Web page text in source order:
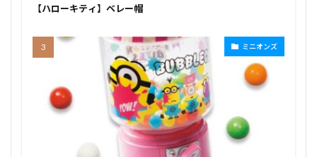
【ハローキティ】ベレー帽
ミニオンズ